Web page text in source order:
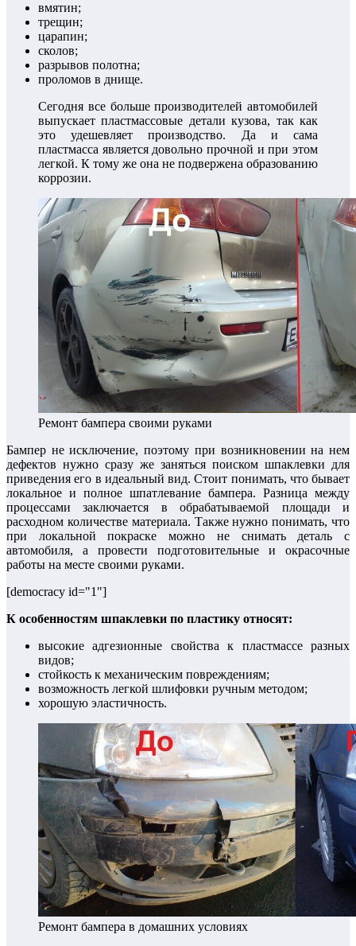
вмятин;
трещин;
царапин;
сколов;
разрывов полотна;
проломов в днище.
Сегодня все больше производителей автомобилей
выпускает пластмассовые детали кузова, так как
это удешевляет производство. Да и сама
пластмасса является довольно прочной и при этом
легкой. К тому же она не подвержена образованию
коррозии.
Ремонт бампера своими руками
Бампер не исключение, поэтому при возникновении на нем
дефектов нужно сразу же заняться поиском шпаклевки для
приведения его в идеальный вид. Стоит понимать, что бывает
локальное и полное шпатлевание бампера. Разница между
процессами заключается в обрабатываемой площади и
расходном количестве материала. Также нужно понимать, что
при локальной покраске можно не снимать деталь с
автомобиля, а провести подготовительные и окрасочные
работы на месте своими руками.
[democracy id="1"]
К особенностям шпаклевки по пластику относят:
высокие адгезионные свойства к пластмассе разных
видов;
стойкость к механическим повреждениям;
возможность легкой шлифовки ручным методом;
хорошую эластичность.
Ремонт бампера в домашних условиях